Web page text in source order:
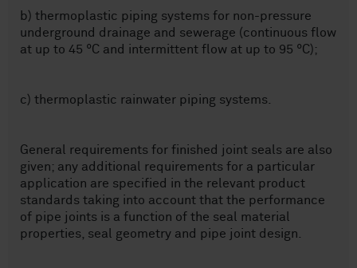
b) thermoplastic piping systems for non-pressure
underground drainage and sewerage (continuous flow
at up to 45 °C and intermittent flow at up to 95 °C);
c) thermoplastic rainwater piping systems.
General requirements for finished joint seals are also
given; any additional requirements for a particular
application are specified in the relevant product
standards taking into account that the performance
of pipe joints is a function of the seal material
properties, seal geometry and pipe joint design.